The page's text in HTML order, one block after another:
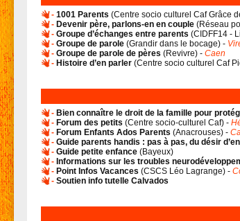
- 1001 Parents (Centre socio culturel Caf Grâce
- Devenir père, parlons-en en couple (Réseau
- Groupe d’échanges entre parents (CIDFF14 -
- Groupe de parole (Grandir dans le bocage) -
- Groupe de parole de pères (Revivre) - Caen
- Histoire d’en parler (Centre socio culturel Caf
- Bien connaître le droit de la famille pour
- Forum des petits (Centre socio-culturel Caf) -
- Forum Enfants Ados Parents (Anacrouses) -
- Guide parents handis : pas à pas, du désir
- Guide petite enfance (Bayeux)
- Informations sur les troubles
- Point Infos Vacances (CSCS Léo Lagrange) -
- Soutien info tutelle Calvados